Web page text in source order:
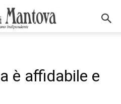
è affidabile e